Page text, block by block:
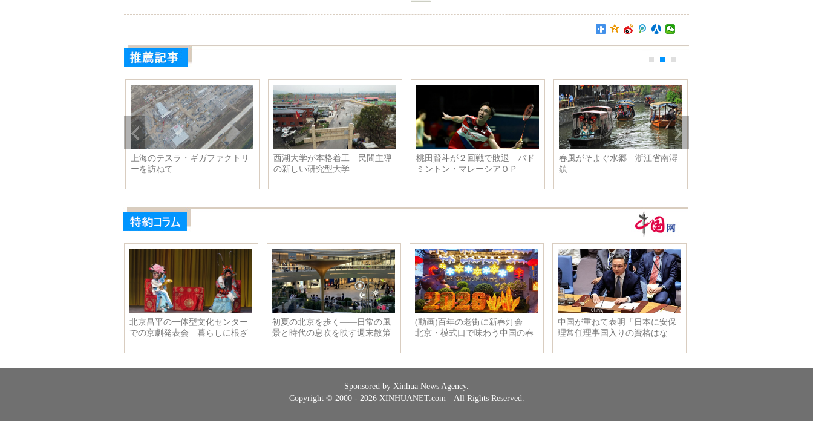
上海のテスラ・ギガファクトリ
西湖大学が本格着工 民間主導
の新しい研究型大学
桃田賢斗が２回戦で敗退 バド
ミントン・マレーシアＯＰ
春風がそよぐ水郷 浙江省南潯
鎮
２０１９ソウルモーターショー
Sponsored by Xinhua News Agency.
Copyright © 2000 - 2026 XINHUANET.com All Rights Reserved.